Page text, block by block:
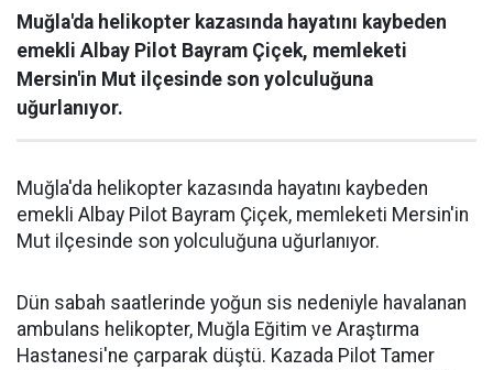
Muğla'da helikopter kazasında hayatını kaybeden
emekli Albay Pilot Bayram Çiçek, memleketi
Mersin'in Mut ilçesinde son yolculuğuna
uğurlanıyor.
Muğla'da helikopter kazasında hayatını kaybeden
emekli Albay Pilot Bayram Çiçek, memleketi Mersin'in
Mut ilçesinde son yolculuğuna uğurlanıyor.
Dün sabah saatlerinde yoğun sis nedeniyle havalanan
ambulans helikopter, Muğla Eğitim ve Araştırma
Hastanesi'ne çarparak düştü. Kazada Pilot Tamer